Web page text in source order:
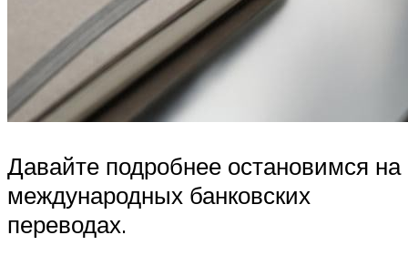
Давайте подробнее остановимся на
международных банковских
переводах.